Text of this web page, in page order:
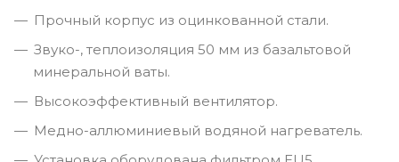
Прочный корпус из оцинкованной стали.
Звуко-, теплоизоляция 50 мм из базальтовой
минеральной ваты.
Высокоэффективный вентилятор.
Медно-аллюминиевый водяной нагреватель.